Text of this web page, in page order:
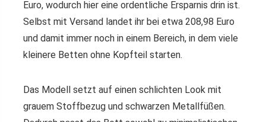
Euro, wodurch hier eine ordentliche Ersparnis drin ist.
Selbst mit Versand landet ihr bei etwa 208,98 Euro
und damit immer noch in einem Bereich, in dem viele
kleinere Betten ohne Kopfteil starten.
Das Modell setzt auf einen schlichten Look mit
grauem Stoffbezug und schwarzen Metallfüßen.